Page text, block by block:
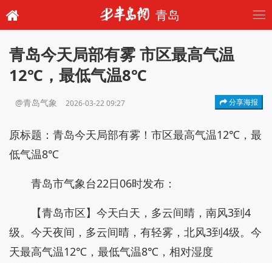
青岛
青岛今天局部有雾 市区最高气温
12℃，最低气温8℃
@青岛气象 2026-03-22 09:27 分享海报
原标题：青岛今天局部有雾！市区最高气温12℃，最
低气温8℃
青岛市气象台22日06时发布：
【青岛市区】今天白天，多云间晴，南风3到4
级。今天夜间，多云间晴，有轻雾，北风3到4级。今
天最高气温12℃，最低气温8℃，相对湿度